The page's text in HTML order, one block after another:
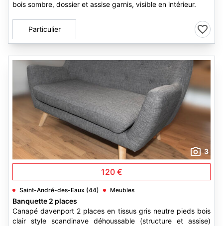
bois sombre, dossier et assise garnis, visible en intérieur.
Particulier
3
120 €
Saint-André-des-Eaux (44) Meubles
Banquette 2 places
Canapé davenport 2 places en tissus gris neutre pieds bois
clair style scandinave déhoussable (structure et assise)